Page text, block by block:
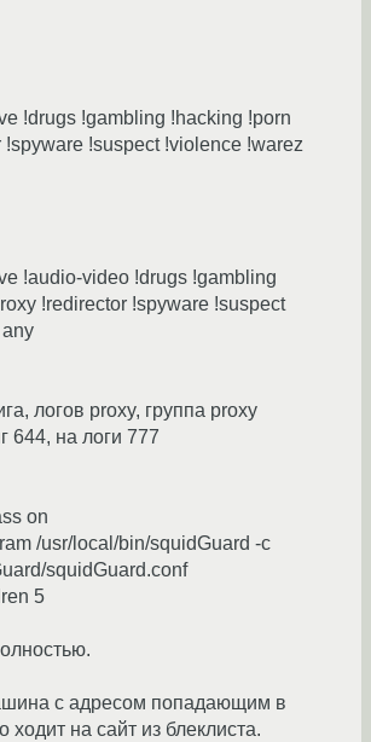
!drugs !gambling !hacking !porn
!spyware !suspect !violence !warez
!audio-video !drugs !gambling
!redirector !spyware !suspect
any
логов proxy, группа proxy
644, на логи 777
on
/usr/local/bin/squidGuard -c
squidGuard.conf
5
с адресом попадающим в
ходит на сайт из блеклиста.